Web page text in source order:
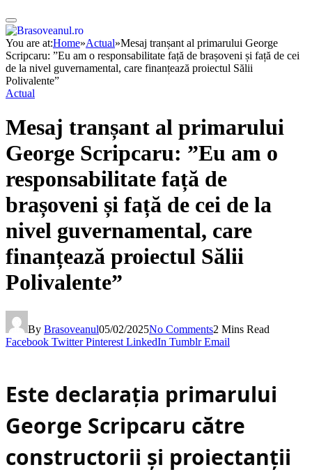
You are at:Home»Actual»Mesaj tranșant al primarului George
Scripcaru: ”Eu am o responsabilitate față de brașoveni și față de cei
de la nivel guvernamental, care finanțează proiectul Sălii
Polivalente”
Actual
Mesaj tranșant al primarului
George Scripcaru: ”Eu am o
responsabilitate față de
brașoveni și față de cei de la
nivel guvernamental, care
finanțează proiectul Sălii
Polivalente”
By Brasoveanul05/02/2025No Comments2 Mins Read
Facebook Twitter Pinterest LinkedIn Tumblr Email
Este declarația primarului
George Scripcaru către
constructorii și proiectanții